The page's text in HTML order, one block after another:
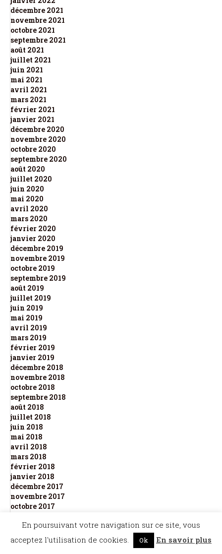
décembre 2021
novembre 2021
octobre 2021
septembre 2021
août 2021
juillet 2021
juin 2021
mai 2021
avril 2021
mars 2021
février 2021
janvier 2021
décembre 2020
novembre 2020
octobre 2020
septembre 2020
août 2020
juillet 2020
juin 2020
mai 2020
avril 2020
mars 2020
février 2020
janvier 2020
décembre 2019
novembre 2019
octobre 2019
septembre 2019
août 2019
juillet 2019
juin 2019
mai 2019
avril 2019
mars 2019
février 2019
janvier 2019
décembre 2018
novembre 2018
octobre 2018
septembre 2018
août 2018
juillet 2018
juin 2018
mai 2018
avril 2018
mars 2018
février 2018
janvier 2018
décembre 2017
novembre 2017
octobre 2017
En poursuivant votre navigation sur ce site, vous
acceptez l'utilisation de cookies.
Ok En savoir plus